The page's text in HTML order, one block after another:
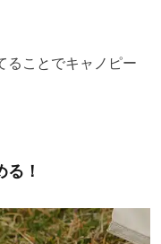
ることでキャノピー
！